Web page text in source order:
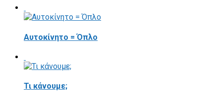
Αυτοκίνητο = Όπλο
Τι κάνουμε;